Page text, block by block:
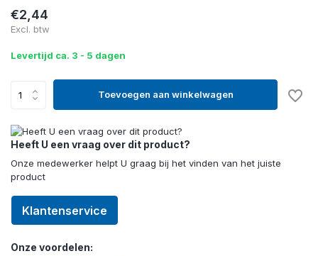
€2,44
Excl. btw
Levertijd ca. 3 - 5 dagen
Toevoegen aan winkelwagen
Heeft U een vraag over dit product?
Onze medewerker helpt U graag bij het vinden van het juiste
product
Klantenservice
Onze voordelen: